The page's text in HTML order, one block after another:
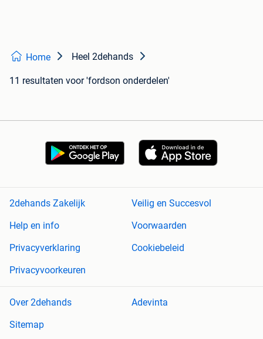
Home Heel 2dehands
11 resultaten voor 'fordson onderdelen'
2dehands Zakelijk
Veilig en Succesvol
Help en info
Voorwaarden
Privacyverklaring
Cookiebeleid
Privacyvoorkeuren
Over 2dehands
Adevinta
Sitemap